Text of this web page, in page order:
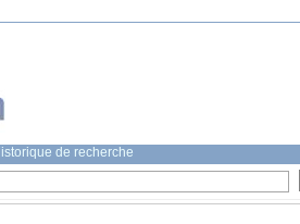
de recherche